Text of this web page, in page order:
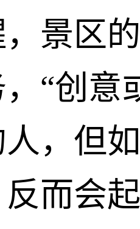
，景区
“创意
，但
而会